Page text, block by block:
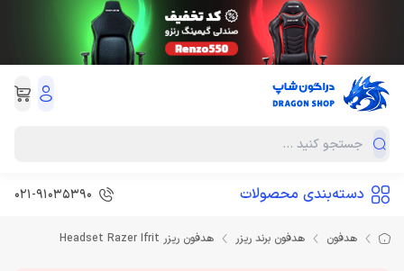
دسته‌بندی محصولات 021-91035390
هدفون هدفون برند ریزر هدفون ریزر Headset Razer Ifrit